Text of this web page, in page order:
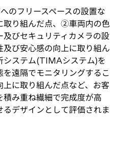
のフリースペースの設置な
取り組んだ点、②車両内の色
びセキュリティカメラの設
び安心感の向上に取り組ん
ステム(TIMAシステム)を
遠隔でモニタリングするこ
に取り組んだ点など、お客
み重ね繊細で完成度が高
デザインとして評価されま